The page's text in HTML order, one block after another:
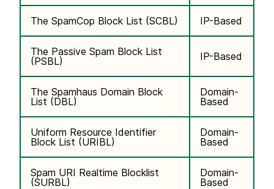
The SpamCop Block List (SCBL) IP-Based
The Passive Spam Block List
(PSBL)
IP-Based
The Spamhaus Domain Block
List (DBL)
Domain-
Based
Uniform Resource Identifier
Block List (URIBL)
Domain-
Based
Spam URI Realtime Blocklist
(SURBL)
Domain-
Based